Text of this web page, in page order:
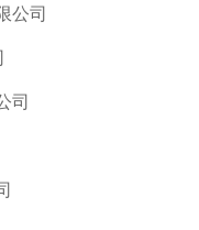
公司
司